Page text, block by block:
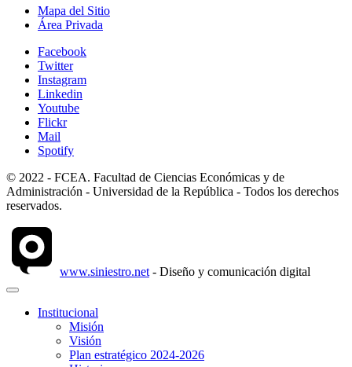
Mapa del Sitio
Área Privada
Facebook
Twitter
Instagram
Linkedin
Youtube
Flickr
Mail
Spotify
© 2022 - FCEA. Facultad de Ciencias Económicas y de
Administración - Universidad de la República - Todos los derechos
reservados.
www.siniestro.net - Diseño y comunicación digital
Institucional
Misión
Visión
Plan estratégico 2024-2026